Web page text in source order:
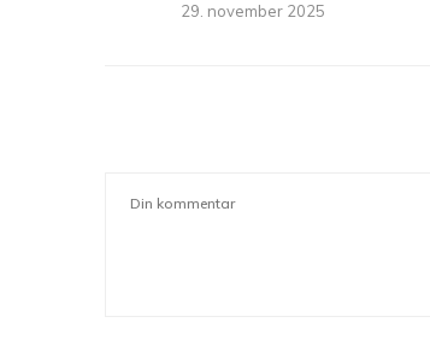
29. november 2025